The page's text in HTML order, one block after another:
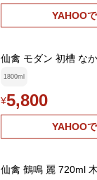
YAHOO
仙禽 モダン 初槽 な
1800ml
¥5,800
YAHOO
仙禽 鶴鳴 麗 720ml